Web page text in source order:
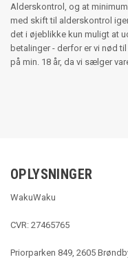
Alderskontrol, og at
med skift til alderskontrol
det i øjeblikke kun muligt at
betalinger - derfor er vi nød
på min. 18 år, da vi sælger
OPLYSNINGER
WakuWaku
CVR: 27465765
Priorparken 849, 2605